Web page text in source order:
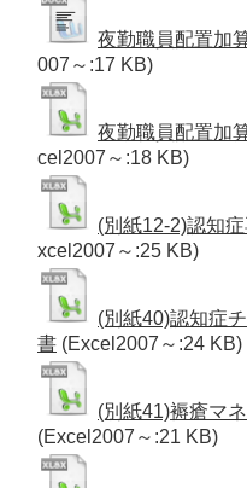
夜勤職員配置加
007～:17 KB)
夜勤職員配置加
cel2007～:18 KB)
(別紙12-2)認知
xcel2007～:25 KB)
(別紙40)認知症
書 (Excel2007～:24 KB)
(別紙41)褥瘡マ
(Excel2007～:21 KB)